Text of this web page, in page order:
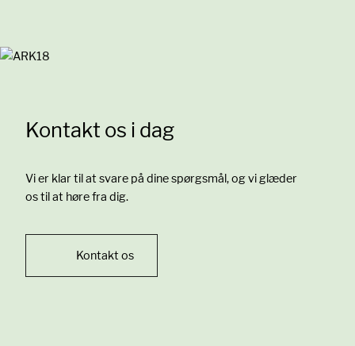
Kontakt os i dag
Vi er klar til at svare på dine spørgsmål, og vi glæder
os til at høre fra dig.
Kontakt os